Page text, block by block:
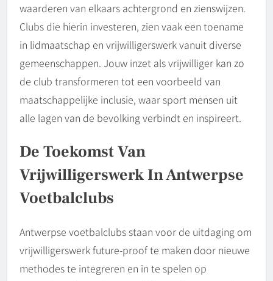
waarderen van elkaars achtergrond en zienswijzen.
Clubs die hierin investeren, zien vaak een toename
in lidmaatschap en vrijwilligerswerk vanuit diverse
gemeenschappen. Jouw inzet als vrijwilliger kan zo
de club transformeren tot een voorbeeld van
maatschappelijke inclusie, waar sport mensen uit
alle lagen van de bevolking verbindt en inspireert.
De Toekomst Van
Vrijwilligerswerk In Antwerpse
Voetbalclubs
Antwerpse voetbalclubs staan voor de uitdaging om
vrijwilligerswerk future-proof te maken door nieuwe
methodes te integreren en in te spelen op